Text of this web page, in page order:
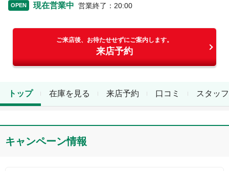
OPEN 現在営業中 営業終了 ： 20:00
ご来店後、お待たせせずにご案内します。
来店予約
トップ 在庫を見る 来店予約 口コミ スタッフ
キャンペーン情報